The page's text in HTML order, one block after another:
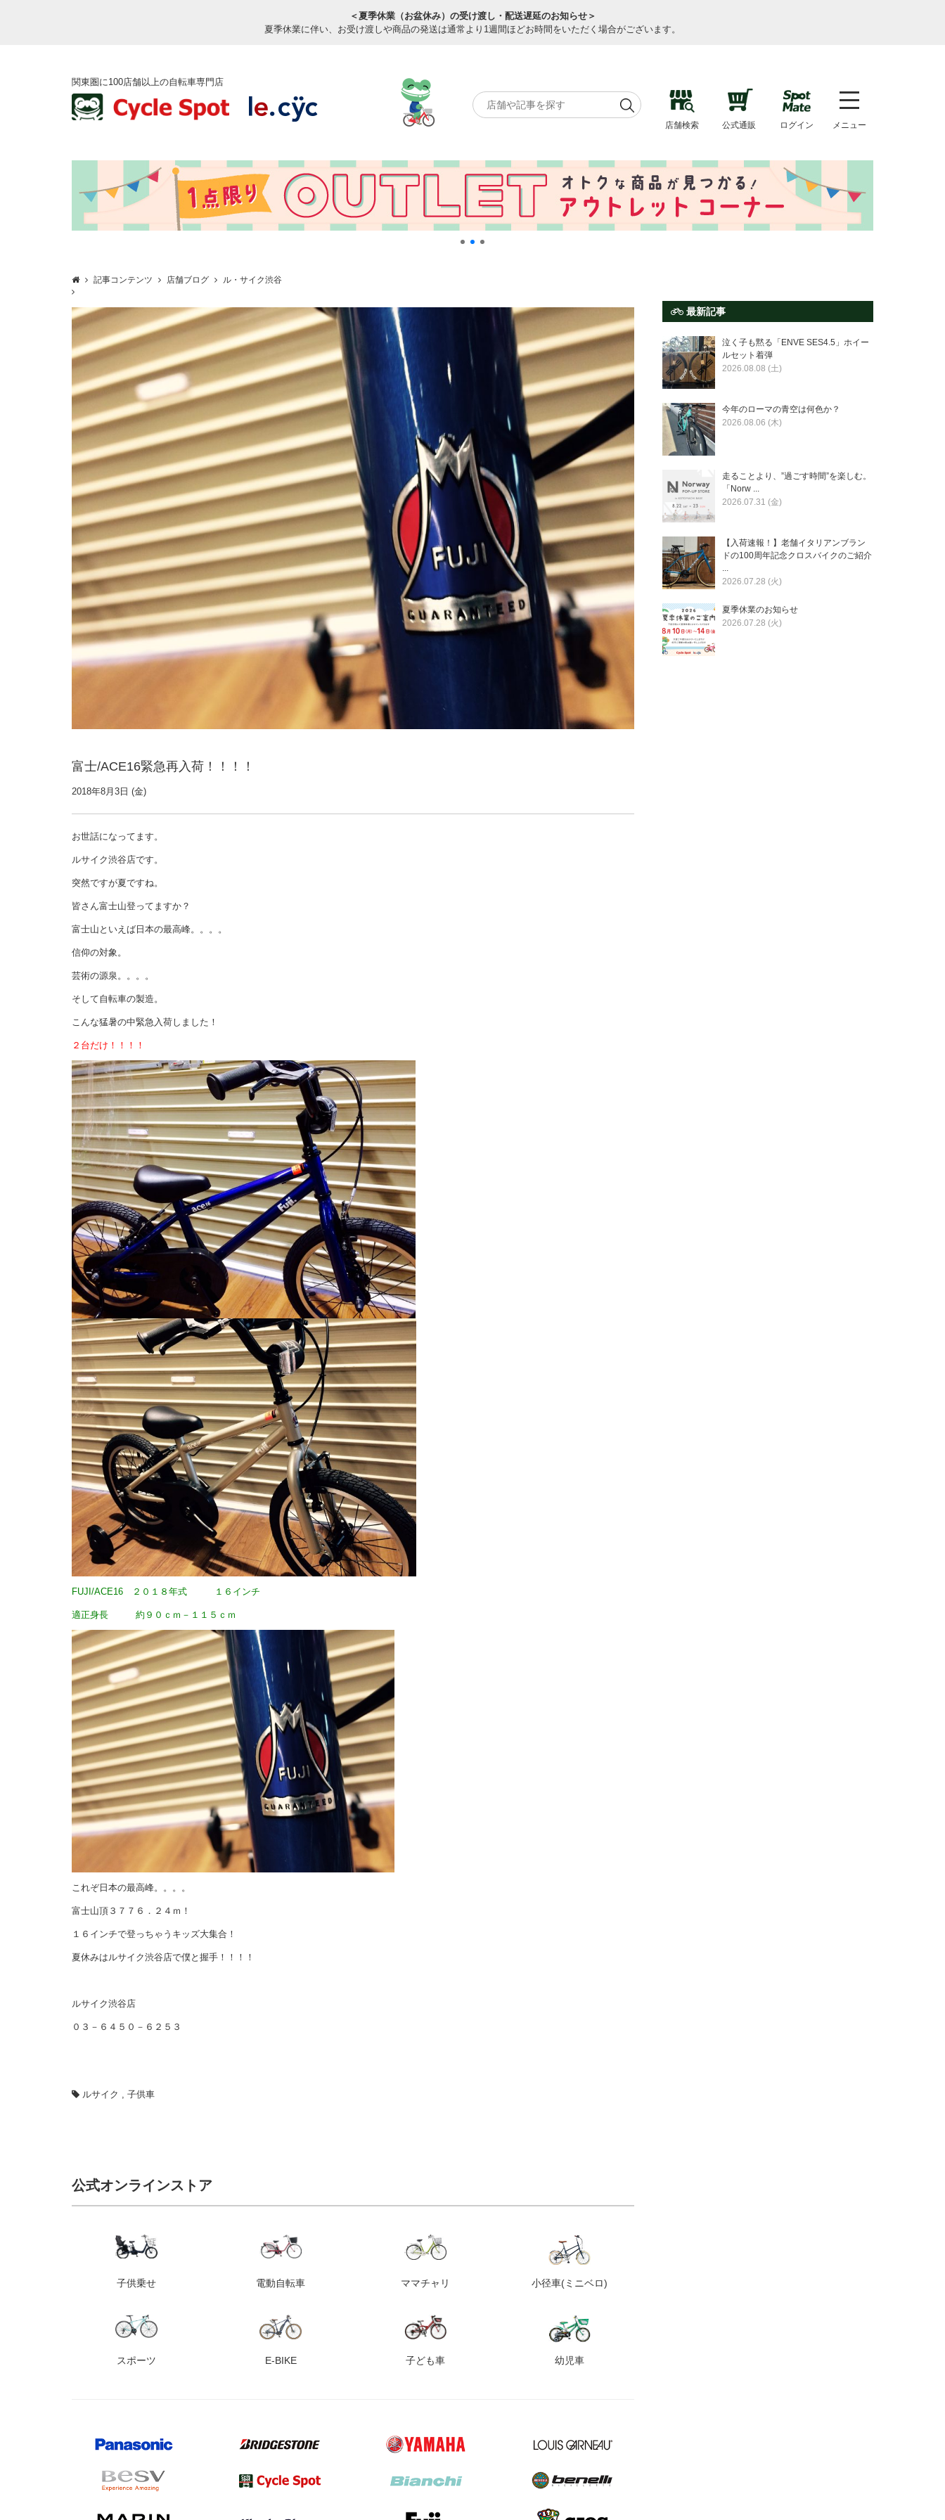
＜夏季休業（お盆休み）の受け渡し・配送遅延のお知らせ＞
夏季休業に伴い、お受け渡しや商品の発送は通常より1週間ほどお時間をいただく場合がございます。
関東圏に100店舗以上の自転車専門店
店舗検索 公式通販 ログイン メニュー
記事コンテンツ 店舗ブログ ル・サイク渋谷
富士/ACE16緊急再入荷！！！！
2018年8月3日 (金)
お世話になってます。
ルサイク渋谷店です。
突然ですが夏ですね。
皆さん富士山登ってますか？
富士山といえば日本の最高峰。。。。
信仰の対象。
芸術の源泉。。。。
そして自転車の製造。
こんな猛暑の中緊急入荷しました！
２台だけ！！！！
FUJI/ACE16 ２０１８年式 １６インチ
適正身長 約９０ｃｍ－１１５ｃｍ
これぞ日本の最高峰。。。。
富士山頂３７７６．２４ｍ！
１６インチで登っちゃうキッズ大集合！
夏休みはルサイク渋谷店で僕と握手！！！！
ルサイク渋谷店
０３－６４５０－６２５３
ルサイク 子供車
公式オンラインストア
子供乗せ 電動自転車 ママチャリ 小径車(ミニベロ)
スポーツ E-BIKE 子ども車 幼児車
最新記事
泣く子も黙る「ENVE SES4.5」ホイー
ルセット着弾
2026.08.08 (土)
今年のローマの青空は何色か？
2026.08.06 (木)
走ることより、”過ごす時間”を楽しむ。
「Norw ...
2026.07.31 (金)
【入荷速報！】老舗イタリアンブラン
ドの100周年記念クロスバイクのご紹介
...
2026.07.28 (火)
夏季休業のお知らせ
2026.07.28 (火)